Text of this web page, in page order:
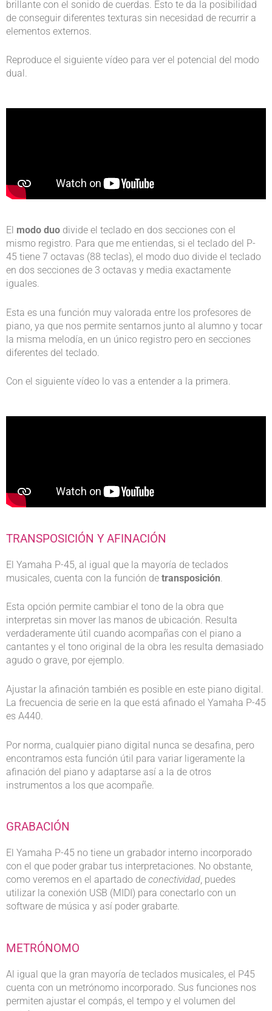
brillante con el sonido de cuerdas. Esto te da la posibilidad
de conseguir diferentes texturas sin necesidad de recurrir a
elementos externos.
Reproduce el siguiente vídeo para ver el potencial del modo
dual.
El modo duo divide el teclado en dos secciones con el
mismo registro. Para que me entiendas, si el teclado del P-
45 tiene 7 octavas (88 teclas), el modo duo divide el teclado
en dos secciones de 3 octavas y media exactamente
iguales.
Esta es una función muy valorada entre los profesores de
piano, ya que nos permite sentarnos junto al alumno y tocar
la misma melodía, en un único registro pero en secciones
diferentes del teclado.
Con el siguiente vídeo lo vas a entender a la primera.
TRANSPOSICIÓN Y AFINACIÓN
El Yamaha P-45, al igual que la mayoría de teclados
musicales, cuenta con la función de transposición.
Esta opción permite cambiar el tono de la obra que
interpretas sin mover las manos de ubicación. Resulta
verdaderamente útil cuando acompañas con el piano a
cantantes y el tono original de la obra les resulta demasiado
agudo o grave, por ejemplo.
Ajustar la afinación también es posible en este piano digital.
La frecuencia de serie en la que está afinado el Yamaha P-45
es A440.
Por norma, cualquier piano digital nunca se desafina, pero
encontramos esta función útil para variar ligeramente la
afinación del piano y adaptarse así a la de otros
instrumentos a los que acompañe.
GRABACIÓN
El Yamaha P-45 no tiene un grabador interno incorporado
con el que poder grabar tus interpretaciones. No obstante,
como veremos en el apartado de conectividad, puedes
utilizar la conexión USB (MIDI) para conectarlo con un
software de música y así poder grabarte.
METRÓNOMO
Al igual que la gran mayoría de teclados musicales, el P45
cuenta con un metrónomo incorporado. Sus funciones nos
permiten ajustar el compás, el tempo y el volumen del